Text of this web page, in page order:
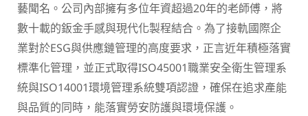
藝聞名。公司內部擁有多位年資超過20年的老師傅，將
數十載的鈑金手感與現代化製程結合。為了接軌國際企
業對於ESG與供應鏈管理的高度要求，正言近年積極落實
標準化管理，並正式取得ISO45001職業安全衛生管理系
統與ISO14001環境管理系統雙項認證，確保在追求產能
與品質的同時，能落實勞安防護與環境保護。